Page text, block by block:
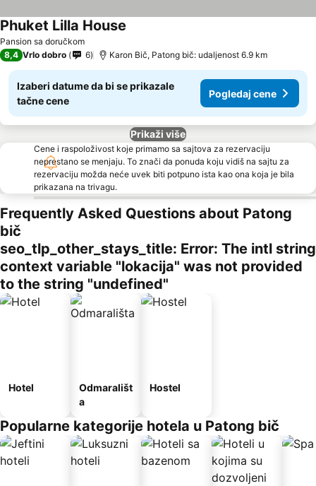
Pansion sa doručkom
Phuket Lilla House
8,4 Vrlo dobro 6 Karon Bič, Patong bič: udaljenost 6.9 km
Izaberi datume da bi se prikazale
tačne cene
Pogledaj cene
Prikaži više
Cene i raspoloživost koje primamo sa sajtova za rezervaciju
neprestano se menjaju. To znači da ponuda koju vidiš na sajtu za
rezervaciju možda neće uvek biti potpuno ista kao ona koja je bila
prikazana na trivagu.
Frequently Asked Questions about Patong
bič
seo_tlp_other_stays_title: Error: The intl string
context variable "lokacija" was not provided
to the string "undefined"
Hotel
Odmarališt
a
Hostel
Popularne kategorije hotela u Patong bič